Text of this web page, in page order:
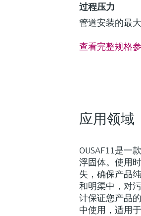
过程压力
管道安装的最
查看完整规格
应用领域
OUSAF11是一
浮固体。使用
失，确保产品
和明渠中，对
计保证您产品
中使用，适用
F Fundamental